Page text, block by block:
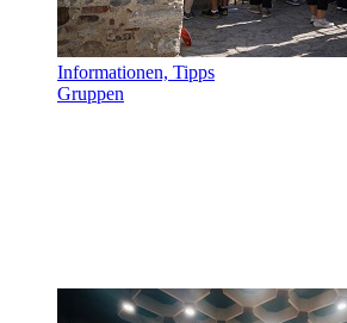
Informationen, Tipps
Gruppen